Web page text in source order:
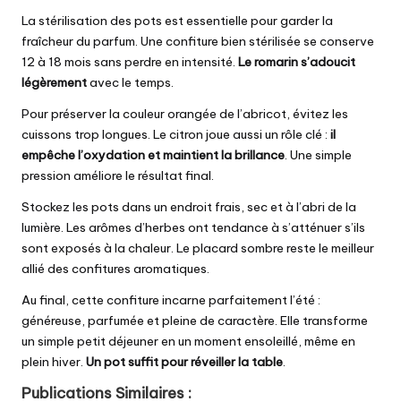
La stérilisation des pots est essentielle pour garder la
fraîcheur du parfum. Une confiture bien stérilisée se conserve
12 à 18 mois sans perdre en intensité. Le romarin s’adoucit
légèrementavec le temps.
Pour préserver la couleur orangée de l’abricot, évitez les
cuissons trop longues. Le citron joue aussi un rôle clé : il
empêche l’oxydation et maintient la brillance . Une simple
pression améliore le résultat final.
Stockez les pots dans un endroit frais, sec et à l’abri de la
lumière. Les arômes d’herbes ont tendance à s’atténuer s’ils
sont exposés à la chaleur. Le placard sombre reste le meilleur
allié des confitures aromatiques.
Au final, cette confiture incarne parfaitement l’été :
généreuse, parfumée et pleine de caractère. Elle transforme
un simple petit déjeuner en un moment ensoleillé, même en
plein hiver. Un pot suffit pour réveiller la table
Publications Similaires :